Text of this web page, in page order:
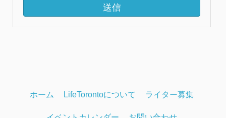
ホーム LifeTorontoについて ライター募集